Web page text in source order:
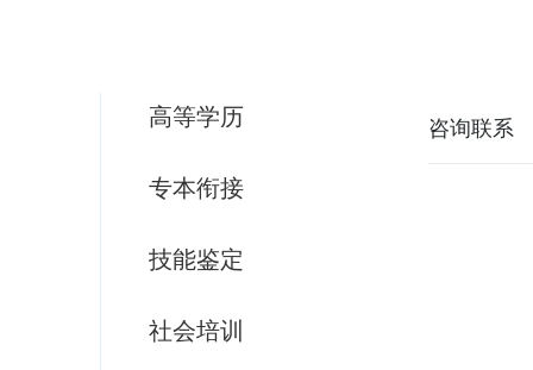
高等学历
专本衔接
技能鉴定
社会培训
咨询联系